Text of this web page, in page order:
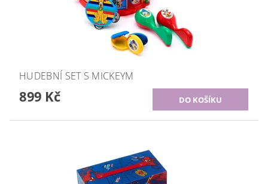
HUDEBNÍ SET S MICKEYM
899 Kč